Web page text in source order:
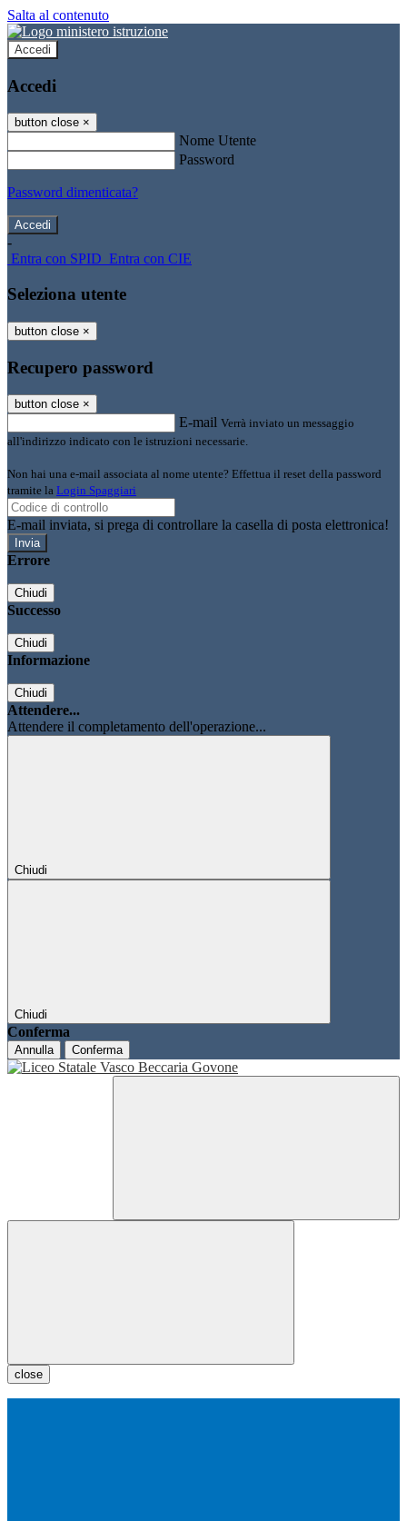
Salta al contenuto
Accedi
Accedi
button close ×
Nome Utente
Password
Password dimenticata?
-
Entra con SPID Entra con CIE
Seleziona utente
button close ×
Recupero password
button close ×
E-mail Verrà inviato un messaggio
all'indirizzo indicato con le istruzioni necessarie.
Non hai una e-mail associata al nome utente? Effettua il reset della password
tramite la Login Spaggiari
E-mail inviata, si prega di controllare la casella di posta elettronica!
Errore
Chiudi
Successo
Chiudi
Informazione
Chiudi
Attendere...
Attendere il completamento dell'operazione...
Chiudi
Chiudi
Conferma
Annulla Conferma
close